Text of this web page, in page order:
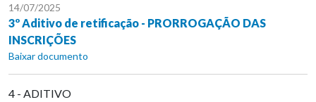
14/07/2025
3º Aditivo de retificação - PRORROGAÇÃO DAS
INSCRIÇÕES
Baixar documento
4 - ADITIVO